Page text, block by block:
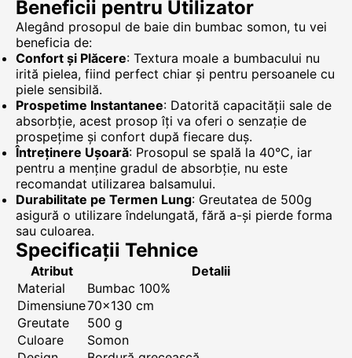
Beneficii pentru Utilizator
Alegând prosopul de baie din bumbac somon, tu vei
beneficia de:
Confort și Plăcere: Textura moale a bumbacului nu
irită pielea, fiind perfect chiar și pentru persoanele cu
piele sensibilă.
Prospetime Instantanee: Datorită capacității sale de
absorbție, acest prosop îți va oferi o senzație de
prospețime și confort după fiecare duș.
Întreținere Ușoară: Prosopul se spală la 40°C, iar
pentru a menține gradul de absorbție, nu este
recomandat utilizarea balsamului.
Durabilitate pe Termen Lung: Greutatea de 500g
asigură o utilizare îndelungată, fără a-și pierde forma
sau culoarea.
Specificații Tehnice
Atribut
Detalii
Material
Bumbac 100%
Dimensiune70x130 cm
Greutate
500 g
Culoare
Somon